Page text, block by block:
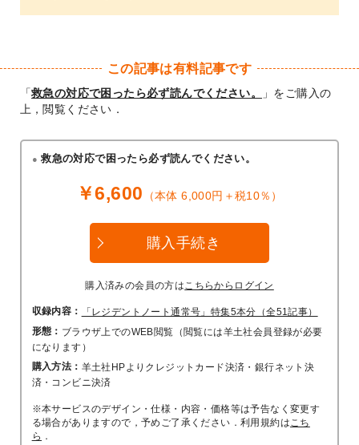
この記事は有料記事です
「救急の対応で困ったら必ず読んでください。
」をご購入の
上，閲覧ください．
救急の対応で困ったら必ず読んでください。
￥6,600 （本体 6,000円＋税10％）
購入手続き
購入済みの会員の方はこちらからログイン
収録内容：
「レジデントノート通常号」特集5本分（全51記事）
形態： ブラウザ上でのWEB閲覧（閲覧には羊土社会員登録が必要
になります）
購入方法： 羊土社HPよりクレジットカード決済・銀行ネット決
済・コンビニ決済
※本サービスのデザイン・仕様・内容・価格等は予告なく変更す
る場合がありますので，予めご了承ください．利用規約はこち
ら ．